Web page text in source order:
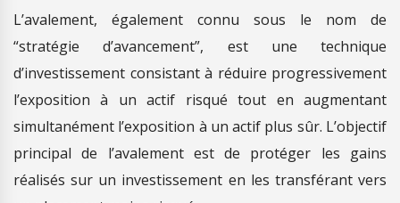
L’avalement, également connu sous le nom de
“stratégie d’avancement”, est une technique
d’investissement consistant à réduire progressivement
l’exposition à un actif risqué tout en augmentant
simultanément l’exposition à un actif plus sûr. L’objectif
principal de l’avalement est de protéger les gains
réalisés sur un investissement en les transférant vers